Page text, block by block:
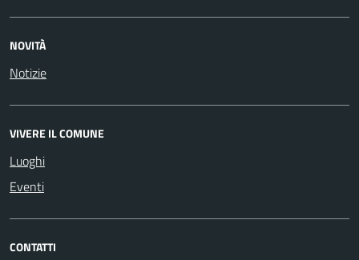
NOVITÀ
Notizie
VIVERE IL COMUNE
Luoghi
Eventi
CONTATTI